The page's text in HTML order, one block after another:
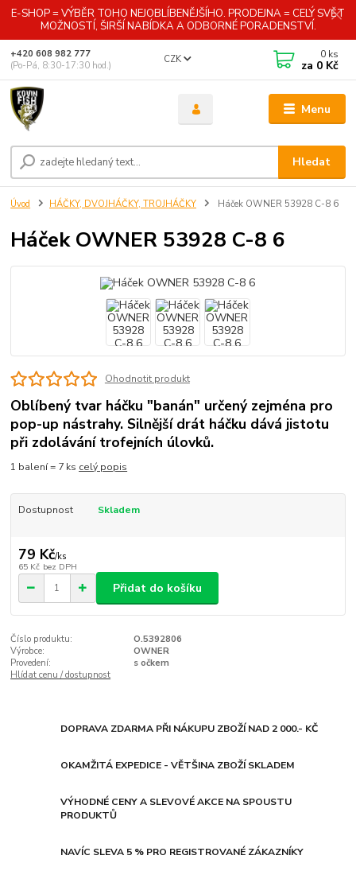
E-SHOP = VÝBĚR TOHO NEJOBLÍBENĚJŠÍHO. PRODEJNA = CELÝ SVĚT
MOŽNOSTÍ, ŠIRŠÍ NABÍDKA A ODBORNÉ PORADENSTVÍ.
Menu
CZK
Hledat
+420 608 982 777
(Po-Pá, 8:30-17:30 hod.)
0 ks
za 0 Kč
Úvod HÁČKY, DVOJHÁČKY, TROJHÁČKY Háček OWNER 53928 C-8 6
Háček OWNER 53928 C-8 6
Ohodnotit produkt
Oblíbený tvar háčku "banán" určený zejména pro
pop-up nástrahy. Silnější drát háčku dává jistotu
při zdolávání trofejních úlovků.
1 balení = 7 ks celý popis
Dostupnost Skladem
79 Kč/ks
65 Kč bez DPH
Přidat do košíku
Číslo produktu:
O.5392806
Výrobce:
OWNER
Provedení:
s očkem
Hlídat cenu / dostupnost
DOPRAVA ZDARMA PŘI NÁKUPU ZBOŽÍ NAD 2 000.- KČ
OKAMŽITÁ EXPEDICE - VĚTŠINA ZBOŽÍ SKLADEM
VÝHODNÉ CENY A SLEVOVÉ AKCE NA SPOUSTU
PRODUKTŮ
NAVÍC SLEVA 5 % PRO REGISTROVANÉ ZÁKAZNÍKY